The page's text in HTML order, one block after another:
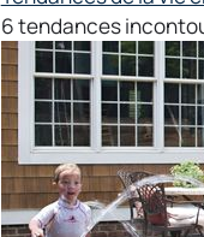
6 tendances